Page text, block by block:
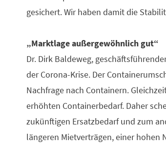
gesichert. Wir haben damit die
„Marktlage außergewöhnlich gut“
Dr. Dirk Baldeweg,
der Corona-Krise. Der
Nachfrage nach Containern.
erhöhten Containerbedarf. Daher
zukünftigen Ersatzbedarf und zum
längeren Mietverträgen, einer hohen